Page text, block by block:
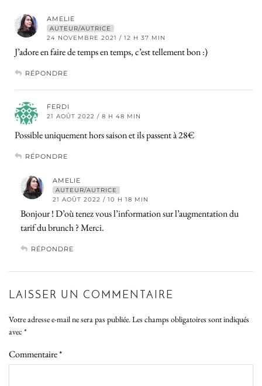
AMELIE
AUTEUR/AUTRICE
24 NOVEMBRE 2021 / 12 H 37 MIN
J’adore en faire de temps en temps, c’est tellement bon :)
RÉPONDRE
FERDI
21 AOÛT 2022 / 8 H 48 MIN
Possible uniquement hors saison et ils passent à 28€
RÉPONDRE
AMELIE
AUTEUR/AUTRICE
21 AOÛT 2022 / 10 H 18 MIN
Bonjour ! D’où tenez vous l’information sur l’augmentation du
tarif du brunch ? Merci.
RÉPONDRE
LAISSER UN COMMENTAIRE
Votre adresse e-mail ne sera pas publiée.Les champs obligatoires sont indiqués
avec *
Commentaire*